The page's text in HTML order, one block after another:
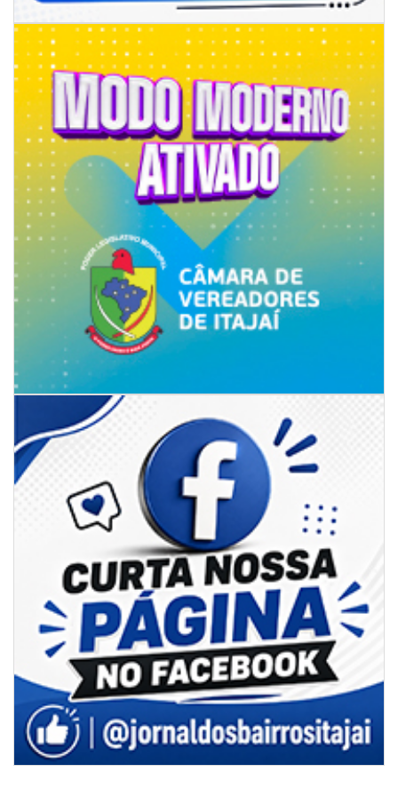
GERAL
05/08/2026 | 07:00
Sorveteria do Norte de SC expande e abre primeira unidade em
Florianópolis
GERAL